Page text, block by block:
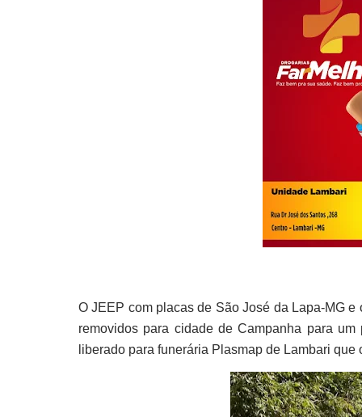
O JEEP com placas de São José da Lapa-MG
removidos para cidade de Campanha para
liberado para funerária Plasmap de Lambari que